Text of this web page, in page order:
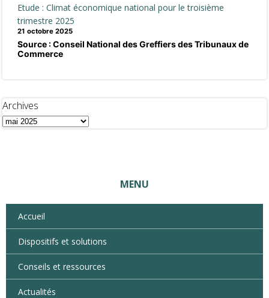
Etude : Climat économique national pour le troisième
trimestre 2025
21 octobre 2025
Source : Conseil National des Greffiers des Tribunaux de
Commerce
Archives
MENU
Accueil
Dispositifs et solutions
Conseils et ressources
Actualités